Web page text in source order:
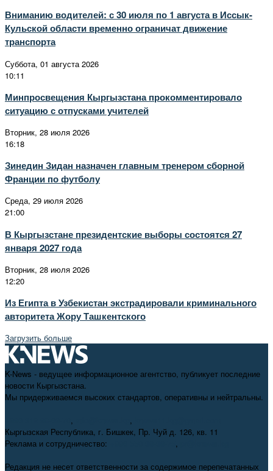
Вниманию водителей: с 30 июля по 1 августа в Иссык-
Кульской области временно ограничат движение
транспорта
Суббота, 01 августа 2026
10:11
Минпросвещения Кыргызстана прокомментировало
ситуацию с отпусками учителей
Вторник, 28 июля 2026
16:18
Зинедин Зидан назначен главным тренером сборной
Франции по футболу
Среда, 29 июля 2026
21:00
В Кыргызстане президентские выборы состоятся 27
января 2027 года
Вторник, 28 июля 2026
12:20
Из Египта в Узбекистан экстрадировали криминального
авторитета Жору Ташкентского
Загрузить больше
K-News - ведущее информационное агентство, публикует последние
новости Кыргызстана.
Мы придерживаемся высоких стандартов, оперативны и нейтральны.
, ,
Кыргызская Республика, г. Бишкек, Пр. Чуй д. 126, кв. 11
Реклама и сотрудничество:
,
Редакция не несет ответственности за содержимое перепечатанных